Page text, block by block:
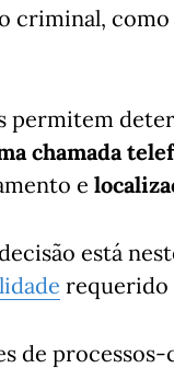
criminal,
permitem
chamada
e
está
requerido
de